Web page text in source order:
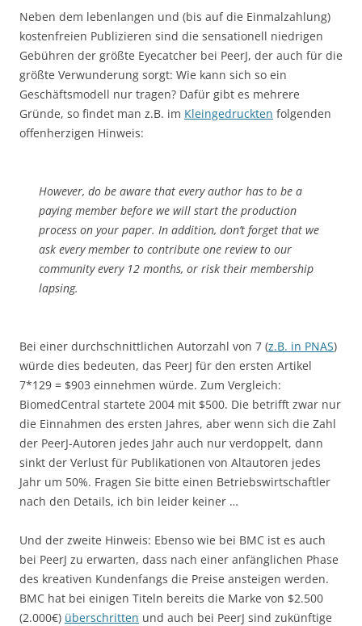
Neben dem lebenlangen und (bis auf die Einmalzahlung)
kostenfreien Publizieren sind die sensationell niedrigen
Gebühren der größte Eyecatcher bei PeerJ, der auch für die
größte Verwunderung sorgt: Wie kann sich so ein
Geschäftsmodell nur tragen? Dafür gibt es mehrere
Gründe, so findet man z.B. im Kleingedruckten folgenden
offenherzigen Hinweis:
However, do be aware that every author has to be a
paying member before we will start the production
process on your paper. In addition, don’t forget that we
ask every member to contribute one review to our
community every 12 months, or risk their membership
lapsing.
Bei einer durchschnittlichen Autorzahl von 7 (z.B. in PNAS)
würde dies bedeuten, das PeerJ für den ersten Artikel
7*129 = $903 einnehmen würde. Zum Vergleich:
BiomedCentral startete 2004 mit $500. Die betrifft zwar nur
die Einnahmen des ersten Jahres, aber wenn sich die Zahl
der PeerJ-Autoren jedes Jahr auch nur verdoppelt, dann
sinkt der Verlust für Publikationen von Altautoren jedes
Jahr um 50%. Fragen Sie bitte einen Betriebswirtschaftler
nach den Details, ich bin leider keiner …
Und der zweite Hinweis: Ebenso wie bei BMC ist es auch
bei PeerJ zu erwarten, dass nach einer anfänglichen Phase
des kreativen Kundenfangs die Preise ansteigen werden.
BMC hat bei einigen Titeln bereits die Marke von $2.500
(2.000€) überschritten und auch bei PeerJ sind zukünftige